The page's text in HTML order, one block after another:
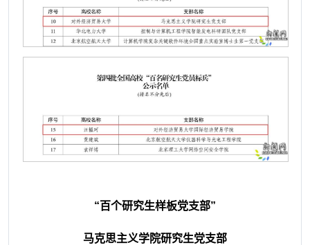
“百个研究生样板党支部”
马克思主义学院研究生党支部